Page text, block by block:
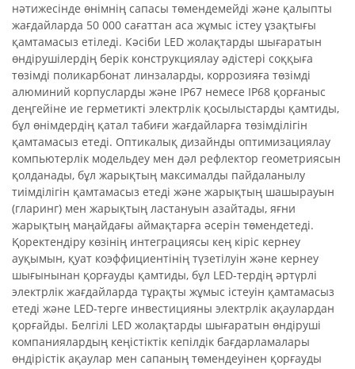
нәтижесінде өнімнің сапасы төмендемейді және қалыпты
жағдайларда 50 000 сағаттан аса жұмыс істеу ұзақтығы
қамтамасыз етіледі. Кәсіби LED жолақтарды шығаратын
өндірушілердің берік конструкциялау әдістері соққыға
төзімді поликарбонат линзаларды, коррозияға төзімді
алюминий корпусларды және IP67 немесе IP68 қорғаныс
деңгейіне ие герметикті электрлік қосылыстарды қамтиды,
бұл өнімдердің қатал табиғи жағдайларға төзімділігін
қамтамасыз етеді. Оптикалық дизайнды оптимизациялау
компьютерлік модельдеу мен дәл рефлектор геометриясын
қолданады, бұл жарықтың максималды пайдаланылу
тиімділігін қамтамасыз етеді және жарықтың шашырауын
(гларинг) мен жарықтың ластануын азайтады, яғни
жарықтың маңайдағы аймақтарға әсерін төмендетеді.
Қоректендіру көзінің интеграциясы кең кіріс кернеу
ауқымын, қуат коэффициентінің түзетілуін және кернеу
шығынынан қорғауды қамтиды, бұл LED-тердің әртүрлі
электрлік жағдайларда тұрақты жұмыс істеуін қамтамасыз
етеді және LED-терге инвестицияны электрлік ақаулардан
қорғайды. Белгілі LED жолақтарды шығаратын өндіруші
компаниялардың кеңістіктік кепілдік бағдарламалары
өндірістік ақаулар мен сапаның төмендеуінен қорғауды